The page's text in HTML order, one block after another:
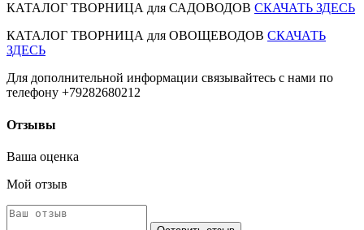
КАТАЛОГ ТВОРНИЦА для САДОВОДОВ СКАЧАТЬ ЗДЕСЬ
КАТАЛОГ ТВОРНИЦА для ОВОЩЕВОДОВ СКАЧАТЬ
ЗДЕСЬ
Для дополнительной информации связывайтесь с нами по
телефону +79282680212
Отзывы
Ваша оценка
Мой отзыв